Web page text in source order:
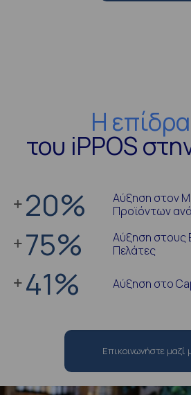
Η
του iPPOS
20%
Αύξηση στον
Προϊόντων
75%
Αύξηση στους
Πελάτες
41% Αύξηση στο
Επικοινωνήστε μαζί